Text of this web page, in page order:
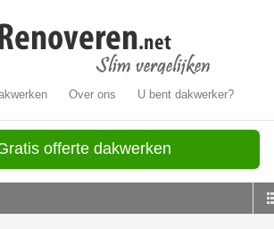
Over ons U bent dakwerker?
offerte dakwerken